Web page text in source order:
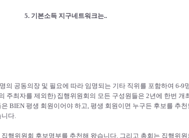
5. 기본소득 지구네트워크는..
의 공동의장 및 필요에 따라 임명되는 기타 직위를 포함하여 6-9
주최자를 제외한) 집행위원회의 모든 구성원들은 2년에 한번 개
BIEN 평생 회원이어야 하고, 평생 회원이면 누구든 후보를 추
다.
행위원회 후보명부를 추천해 왔습니다. 그리고 총회는 집행위